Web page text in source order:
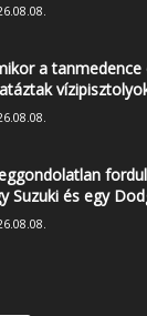
a
Suzuki és egy